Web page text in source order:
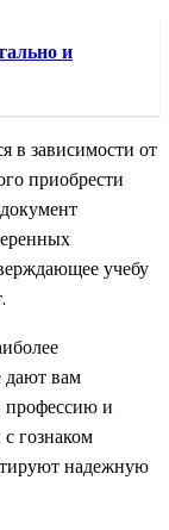
и
в зависимости от
приобрести
учебу
дают вам
профессию и
гознаком
надежную